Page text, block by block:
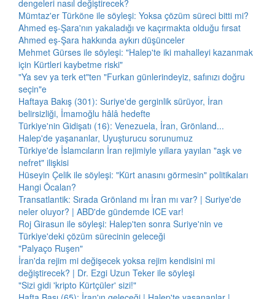
dengeleri nasıl değiştirecek?
Mümtaz'er Türköne ile söyleşi: Yoksa çözüm süreci bitti mi?
Ahmed eş-Şara'nın yakaladığı ve kaçırmakta olduğu fırsat
Ahmed eş-Şara hakkında aykırı düşünceler
Mehmet Gürses ile söyleşi: "Halep'te iki mahalleyi kazanmak
için Kürtleri kaybetme riski"
"Ya sev ya terk et"ten "Furkan günlerindeyiz, safınızı doğru
seçin"e
Haftaya Bakış (301): Suriye'de gerginlik sürüyor, İran
belirsizliği, İmamoğlu hâlâ hedefte
Türkiye'nin Gidişatı (16): Venezuela, İran, Grönland...
Halep'de yaşananlar, Uyuşturucu sorunumuz
Türkiye'de İslamcıların İran rejimiyle yıllara yayılan "aşk ve
nefret" ilişkisi
Hüseyin Çelik ile söyleşi: "Kürt anasını görmesin" politikaları
Hangi Öcalan?
Transatlantik: Sırada Grönland mı İran mı var? | Suriye'de
neler oluyor? | ABD'de gündemde ICE var!
Roj Girasun ile söyleşi: Halep'ten sonra Suriye'nin ve
Türkiye'deki çözüm sürecinin geleceği
"Palyaço Ruşen"
İran'da rejim mi değişecek yoksa rejim kendisini mi
değiştirecek? | Dr. Ezgi Uzun Teker ile söyleşi
"Sizi gidi 'kripto Kürtçüler' sizi!"